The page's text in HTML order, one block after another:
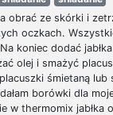
obrać ze skórki i
oczkach.
koniec dodać
olej i smażyć
śmietaną lub
borówki dla
w thermomix jabłka